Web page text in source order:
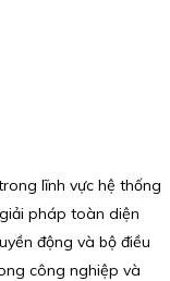
lĩnh vực hệ thống
pháp toàn diện
động và bộ điều
công nghiệp và